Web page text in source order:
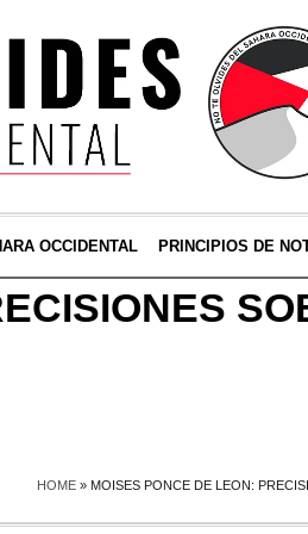
OCCIDENTAL PRINCIPIOS DE
HOME » MOISES PONCE DE LEON: